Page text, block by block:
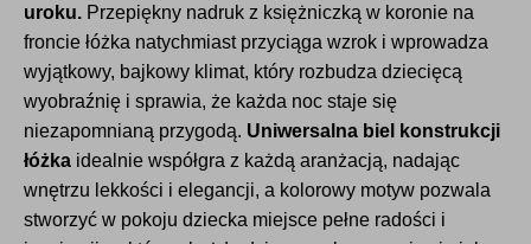
uroku. Przepiękny nadruk z księżniczką w koronie na
froncie łóżka natychmiast przyciąga wzrok i wprowadza
wyjątkowy, bajkowy klimat, który rozbudza dziecięcą
wyobraźnię i sprawia, że każda noc staje się
niezapomnianą przygodą. Uniwersalna biel konstrukcji
łóżka idealnie współgra z każdą aranżacją, nadając
wnętrzu lekkości i elegancji, a kolorowy motyw pozwala
stworzyć w pokoju dziecka miejsce pełne radości i